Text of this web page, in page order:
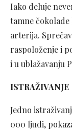
Iako deluje
tamne
arterija.
raspoloženje i
i u ublažavanju
ISTRAŽIVANJE
Jedno
000 ljudi,